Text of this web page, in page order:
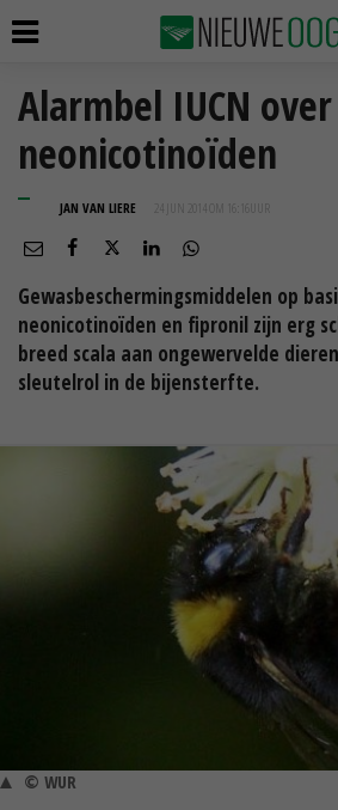
Alarmbel IUCN over
neonicotinoïden
JAN VAN LIERE 24 JUN 2014 OM 16:16
Gewasbeschermingsmiddelen op
neonicotinoïden en fipronil zijn erg
breed scala aan ongewervelde
sleutelrol in de bijensterfte.
© WUR